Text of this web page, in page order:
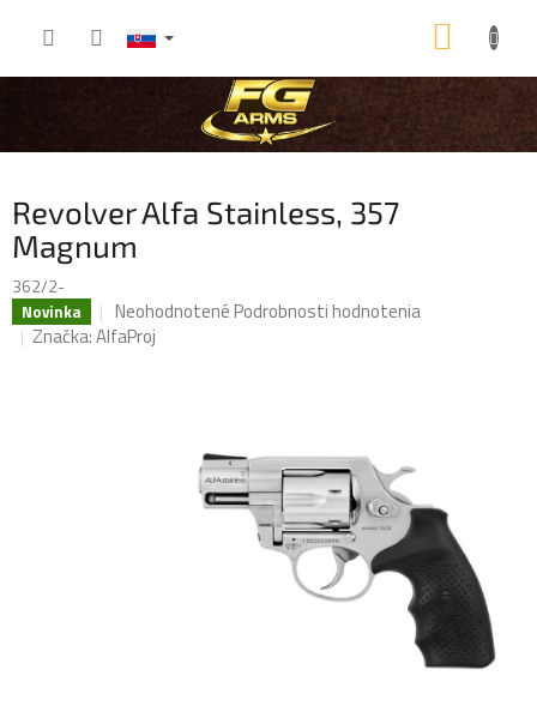
KOŠÍK
Revolver Alfa Stainless, 357
Magnum
362/2-
Novinka
Priemerné
hodnotenie
hviezdičiek.
NeohodnotenéPodrobnosti hodnotenia
Značka:AlfaProj